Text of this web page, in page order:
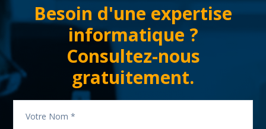
Besoin d'une expertise
informatique ?
Consultez-nous
gratuitement.